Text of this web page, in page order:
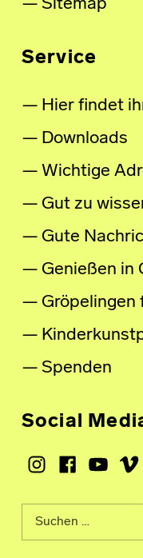
Sitemap
Service
Hier findet
Downloads
Wichtige
Gut zu
Gute
Genießen in
Gröpelingen
Spenden
Social
Instagram
Facebook
Youtube
Suche nach: